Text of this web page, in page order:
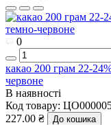
0
какао 200 грам 22-
червоне
В наявності
Код товару:
227.00 ₴
До кошика